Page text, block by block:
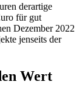
derartige
für gut
Dezember 2022
jenseits der
Wert